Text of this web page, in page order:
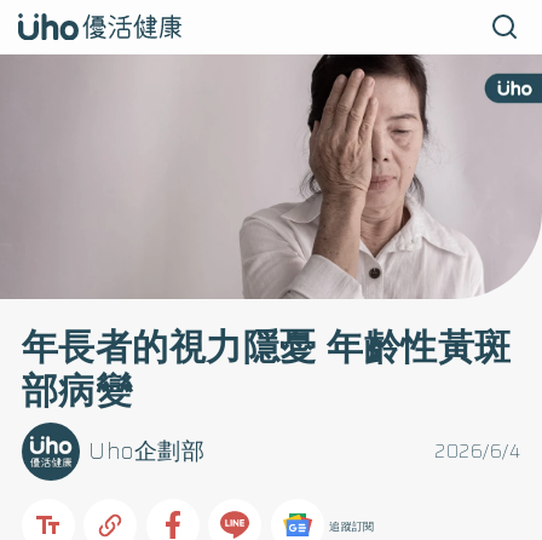
年長者的視力隱憂 年齡性黃斑
部病變
2026/6/4
Uho企劃部
追蹤訂閱